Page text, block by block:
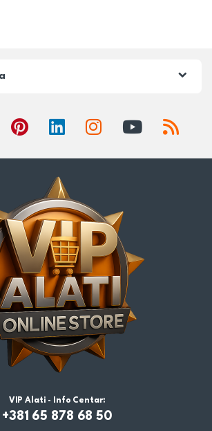
VIP Alati - Info Centar:
+381 65 878 68 50